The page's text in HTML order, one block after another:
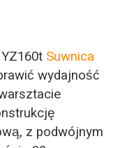
Suwnica
wydajność
z podwójnym